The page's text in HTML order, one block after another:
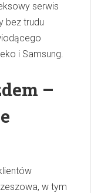
serwis
bez trudu
i Samsung.
–
w tym